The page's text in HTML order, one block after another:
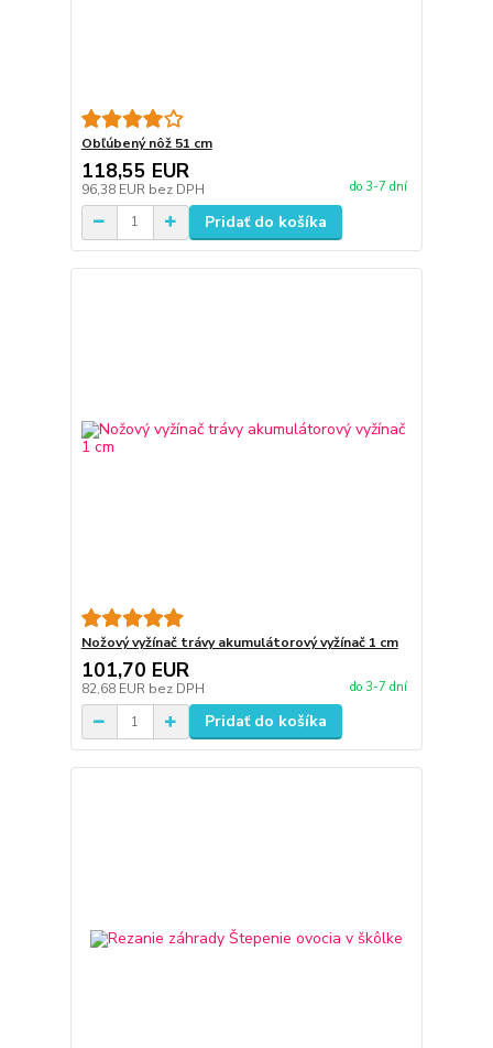
Obľúbený nôž 51 cm
118,55 EUR
96,38 EUR bez DPH do 3-7 dní
Pridať do košíka
Nožový vyžínač trávy akumulátorový vyžínač 1 cm
101,70 EUR
82,68 EUR bez DPH do 3-7 dní
Pridať do košíka